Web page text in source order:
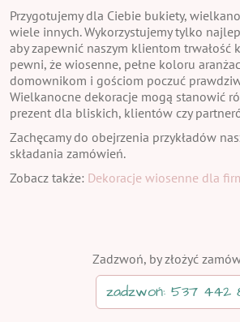
Przygotujemy dla Ciebie bukiety,
wiele innych. Wykorzystujemy tylko
aby zapewnić naszym klientom trwałość
pewni, że wiosenne, pełne koloru
domownikom i gościom poczuć
Wielkanocne dekoracje mogą stanowić
prezent dla bliskich, klientów czy
Zachęcamy do obejrzenia przykładów
składania zamówień.
Zobacz także: Dekoracje wiosenne dla
Zadzwoń, by złożyć
zadzwoń: 537 442